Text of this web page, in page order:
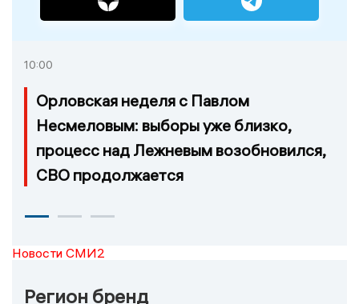
10:00
Орловская неделя с Павлом
Несмеловым: выборы уже близко,
процесс над Лежневым возобновился,
СВО продолжается
Новости СМИ2
Регион бренд